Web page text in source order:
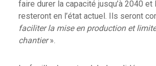
faire durer la capacité jusqu’à 2040 et
resteront en l’état actuel. Ils seront
faciliter la mise en production et
chantier».